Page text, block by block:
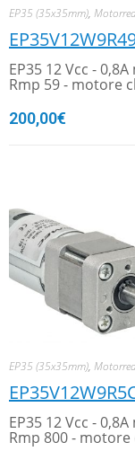
EP35 (35x35mm),
EP35 12 Vcc -
Rmp 59 - motore
200,00€
EP35 (35x35mm),
EP35 12 Vcc -
Rmp 800 - motore